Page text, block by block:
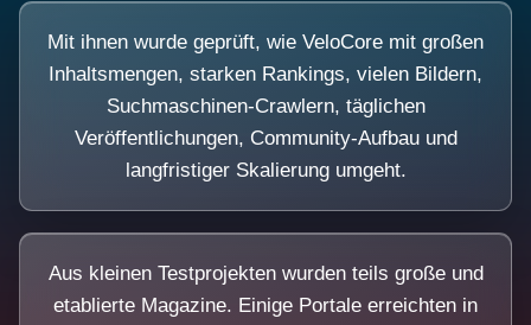
Mit ihnen wurde geprüft, wie VeloCore mit großen
Inhaltsmengen, starken Rankings, vielen Bildern,
Suchmaschinen-Crawlern, täglichen
Veröffentlichungen, Community-Aufbau und
langfristiger Skalierung umgeht.
Aus kleinen Testprojekten wurden teils große und
etablierte Magazine. Einige Portale erreichten in